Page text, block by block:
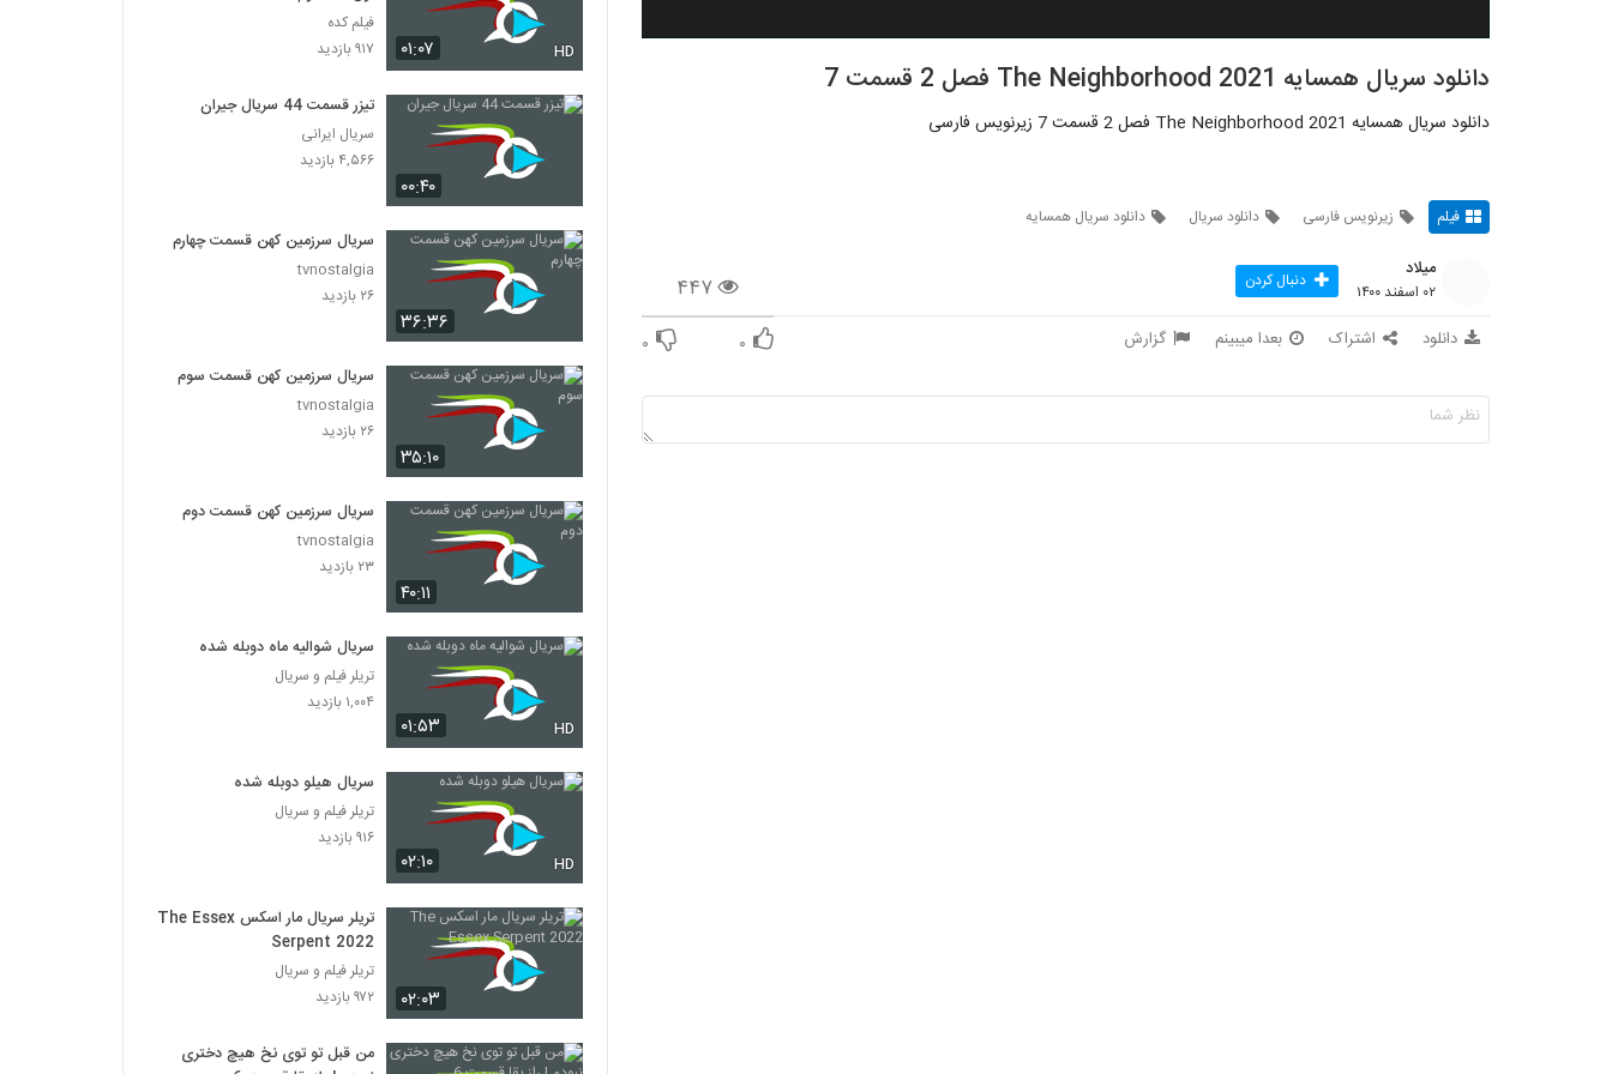
دانلود سریال همسایه The Neighborhood 2021 فصل 2 قسمت 7
دانلود سریال همسایه The Neighborhood 2021 فصل 2 قسمت 7 زیرنویس فارسی
فیلم زیرنویس فارسی دانلود سریال دانلود سریال همسایه
۴۴۷
میلاد
۰۲ اسفند ۱۴۰۰ دنبال کردن
دانلود اشتراک بعدا میبینم گزارش ۰ ۰
۰۱:۰۷ HD
فیلم کده
۹۱۷ بازدید
۰۰:۴۰
تیزر قسمت 44 سریال جیران
سریال ایرانی
۴,۵۶۶ بازدید
۳۶:۳۶
سریال سرزمین کهن قسمت چهارم
tvnostalgia
۲۶ بازدید
۳۵:۱۰
سریال سرزمین کهن قسمت سوم
tvnostalgia
۲۶ بازدید
۴۰:۱۱
سریال سرزمین کهن قسمت دوم
tvnostalgia
۲۳ بازدید
۰۱:۵۳ HD
سریال شوالیه ماه دوبله شده
تریلر فیلم و سریال
۱,۰۰۴ بازدید
۰۲:۱۰ HD
سریال هیلو دوبله شده
تریلر فیلم و سریال
۹۱۶ بازدید
۰۲:۰۳
تریلر سریال مار اسکس The Essex
Serpent 2022
تریلر فیلم و سریال
۹۷۲ بازدید
من قبل تو توی نخ هیچ دختری